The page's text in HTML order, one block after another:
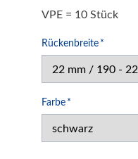
Klemmschienen
Urkunden-
Hard Cover Mappen
individuelle Hardcover
VPE = 10 Stück
Pflichtfeld
Rückenbreite *
Pflichtfeld
Farbe *